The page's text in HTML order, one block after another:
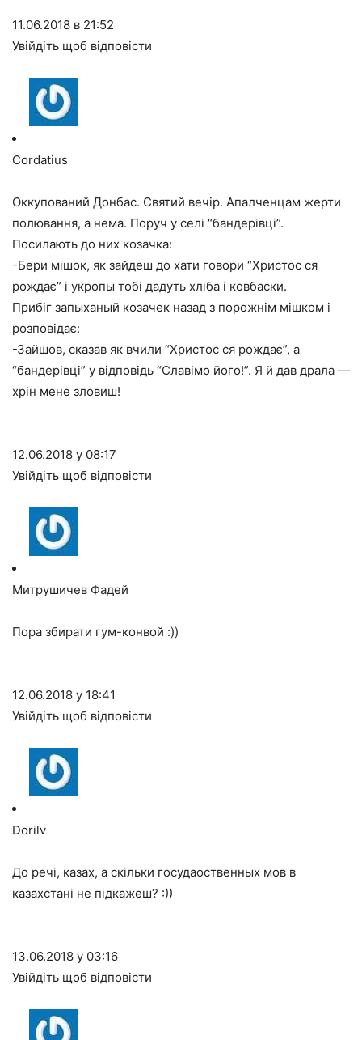
11.06.2018 в 21:52
Увійдіть щоб відповісти
Cordatius
Оккупований Донбас. Святий вечір. Апалченцам жерти
полювання, а нема. Поруч у селі “бандерівці”.
Посилають до них козачка:
-Бери мішок, як зайдеш до хати говори “Христос ся
рождає” і укропы тобі дадуть хліба і ковбаски.
Прибіг запыханый козачек назад з порожнім мішком і
розповідає:
-Зайшов, сказав як вчили “Христос ся рождає”, а
“бандерівці” у відповідь “Славімо його!”. Я й дав драла —
хрін мене зловиш!
12.06.2018 у 08:17
Увійдіть щоб відповісти
Митрушичев Фадей
Пора збирати гум-конвой :))
12.06.2018 у 18:41
Увійдіть щоб відповісти
Dorilv
До речі, казах, а скільки госудаоственных мов в
казахстані не підкажеш? :))
13.06.2018 у 03:16
Увійдіть щоб відповісти